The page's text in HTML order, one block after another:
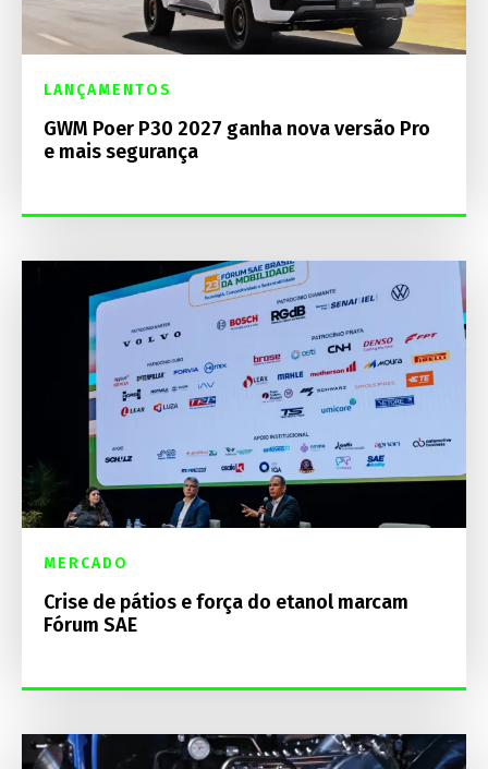
LANÇAMENTOS
GWM Poer P30 2027 ganha nova versão Pro
e mais segurança
MERCADO
Crise de pátios e força do etanol marcam
Fórum SAE